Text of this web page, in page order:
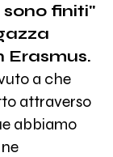
finiti"
Erasmus.
a che
attraverso
abbiamo